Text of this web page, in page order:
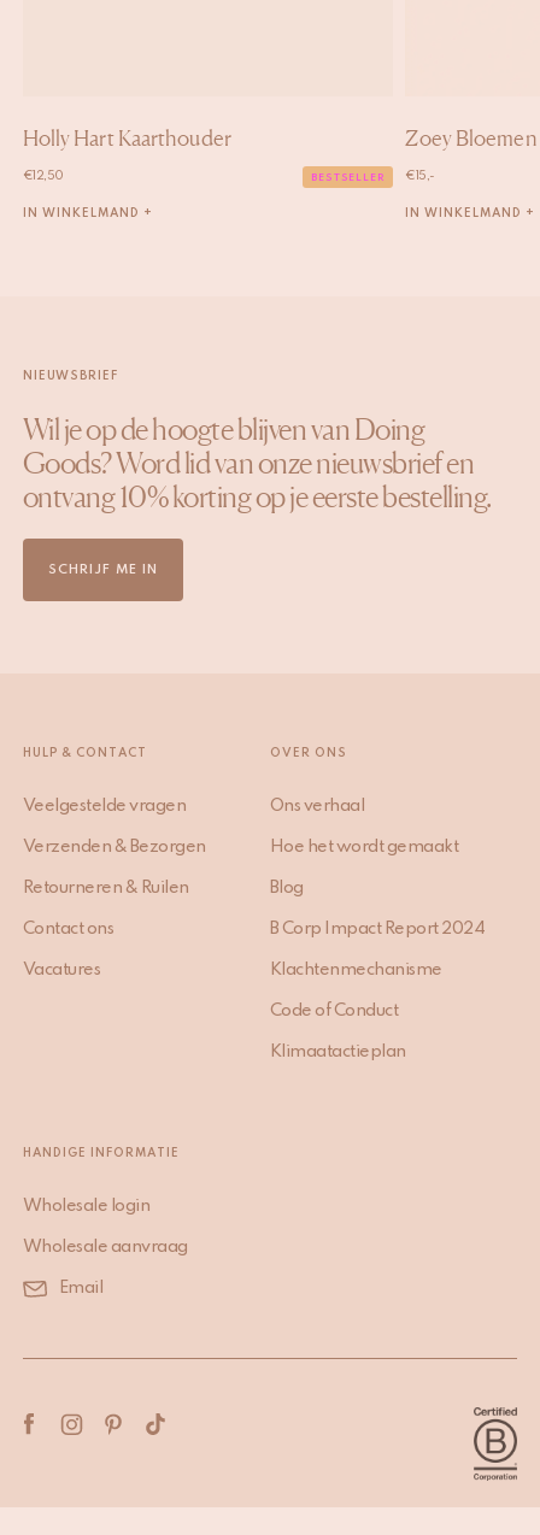
Holly Hart Kaarthouder
€ 12,50 BESTSELLER
IN WINKELMAND +
Zoey
€ 15,-
IN WINKELMAND +
NIEUWSBRIEF
Wil je op de hoogte blijven van Doing
Goods? Word lid van onze nieuwsbrief en
ontvang 10% korting op je eerste bestelling.
SCHRIJF ME IN
HULP & CONTACT
Veelgestelde vragen
Verzenden & Bezorgen
Retourneren & Ruilen
Contact ons
Vacatures
OVER ONS
Ons verhaal
Hoe het wordt gemaakt
Blog
B Corp Impact Report 2024
Klachtenmechanisme
Code of Conduct
Klimaatactieplan
HANDIGE INFORMATIE
Wholesale login
Wholesale aanvraag
Email